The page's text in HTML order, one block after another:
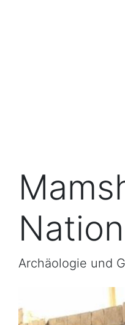
Archäologie und